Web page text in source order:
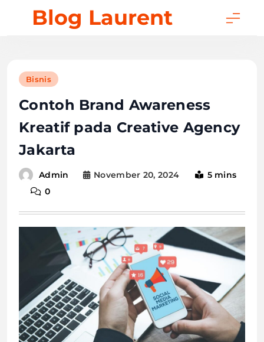
Blog Laurent
Bisnis
Contoh Brand Awareness
Kreatif pada Creative Agency
Jakarta
Admin November 20, 2024
5 mins
0